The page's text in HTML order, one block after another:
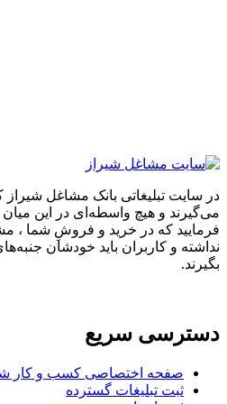
بانک مشاغل شیراز کاربران
و هیچ واسطه‌ای در این میان وجود
که در خرید و فروشِ شما ، مشاغل
کاربران باید خودشان جنبه‌های مختلف
سریع
اختصاصی کسب و کار شما
تبلیغات گسترده